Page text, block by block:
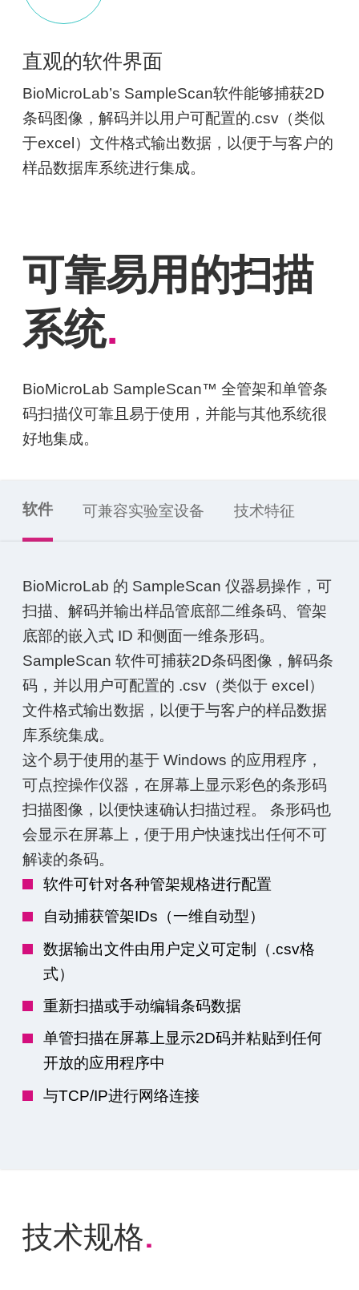
直观的软件界面
BioMicroLab’s SampleScan软件能够捕获2D
条码图像，解码并以用户可配置的.csv（类似
于excel）文件格式输出数据，以便于与客户的
样品数据库系统进行集成。
可靠易用的扫描
系统.
BioMicroLab SampleScan™ 全管架和单管条
码扫描仪可靠且易于使用，并能与其他系统很
好地集成。
软件 可兼容实验室设备 技术特征
BioMicroLab 的 SampleScan 仪器易操作，可
扫描、解码并输出样品管底部二维条码、管架
底部的嵌入式 ID 和侧面一维条形码。
SampleScan 软件可捕获2D条码图像，解码条
码，并以用户可配置的 .csv（类似于 excel）
文件格式输出数据，以便于与客户的样品数据
库系统集成。
这个易于使用的基于 Windows 的应用程序，
可点控操作仪器，在屏幕上显示彩色的条形码
扫描图像，以便快速确认扫描过程。 条形码也
会显示在屏幕上，便于用户快速找出任何不可
解读的条码。
软件可针对各种管架规格进行配置
自动捕获管架IDs（一维自动型）
数据输出文件由用户定义可定制（.csv格
式）
重新扫描或手动编辑条码数据
单管扫描在屏幕上显示2D码并粘贴到任何
开放的应用程序中
与TCP/IP进行网络连接
技术规格.